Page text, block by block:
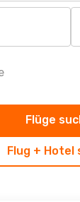
Flug + Hotel
Flüge